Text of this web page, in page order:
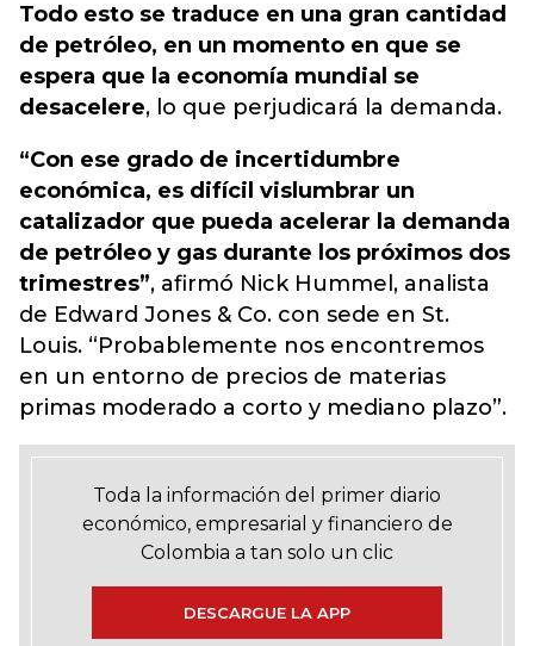
Todo esto se traduce en una gran cantidad
de petróleo, en un momento en que se
espera que la economía mundial se
desacelere, lo que perjudicará la demanda.
“Con ese grado de incertidumbre
económica, es difícil vislumbrar un
catalizador que pueda acelerar la demanda
de petróleo y gas durante los próximos dos
trimestres”, afirmó Nick Hummel, analista
de Edward Jones & Co. con sede en St.
Louis. “Probablemente nos encontremos
en un entorno de precios de materias
primas moderado a corto y mediano plazo”.
Toda la información del primer diario
económico, empresarial y financiero de
Colombia a tan solo un clic
DESCARGUE LA APP